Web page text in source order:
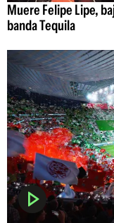
Muere Felipe Lipe,
banda Tequila